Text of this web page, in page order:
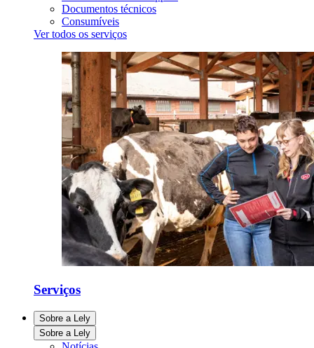
Documentos técnicos
Consumíveis
Ver todos os serviços
Serviços
Sobre a Lely
Sobre a Lely